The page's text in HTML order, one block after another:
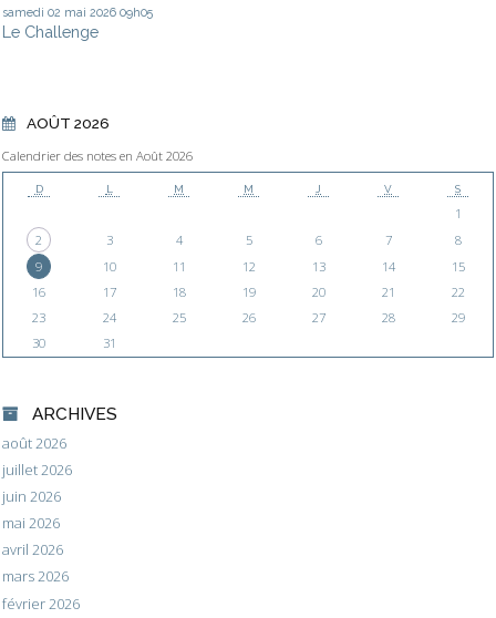
samedi 02 mai 2026 09h05
Le Challenge
AOÛT 2026
Calendrier des notes en Août 2026
D L M M J V S
1
2
3 4 5 6 7
8
9
10 11 12 13 14
15
16
17 18 19 20 21
22
23
24 25 26 27 28
29
30
31
ARCHIVES
août 2026
juillet 2026
juin 2026
mai 2026
avril 2026
mars 2026
février 2026